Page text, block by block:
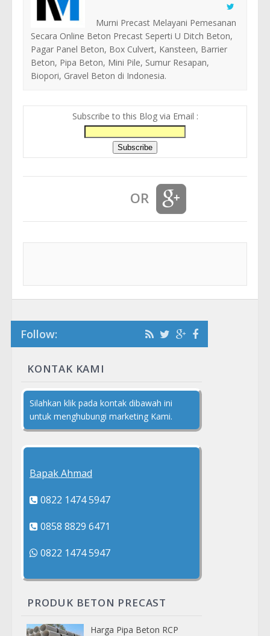
Murni Precast Melayani Pemesanan
Secara Online Beton Precast Seperti U Ditch Beton,
Pagar Panel Beton, Box Culvert, Kansteen, Barrier
Beton, Pipa Beton, Mini Pile, Sumur Resapan,
Biopori, Gravel Beton di Indonesia.
Subscribe to this Blog via Email :
OR
Follow:
KONTAK KAMI
Silahkan klik pada kontak dibawah ini
untuk menghubungi marketing Kami.
Bapak Ahmad
0822 1474 5947
0858 8829 6471
0822 1474 5947
PRODUK BETON PRECAST
Harga Pipa Beton RCP